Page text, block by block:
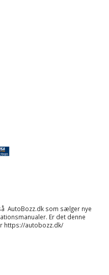
AutoBozz.dk som sælger nye
. Er det denne
https://autobozz.dk/